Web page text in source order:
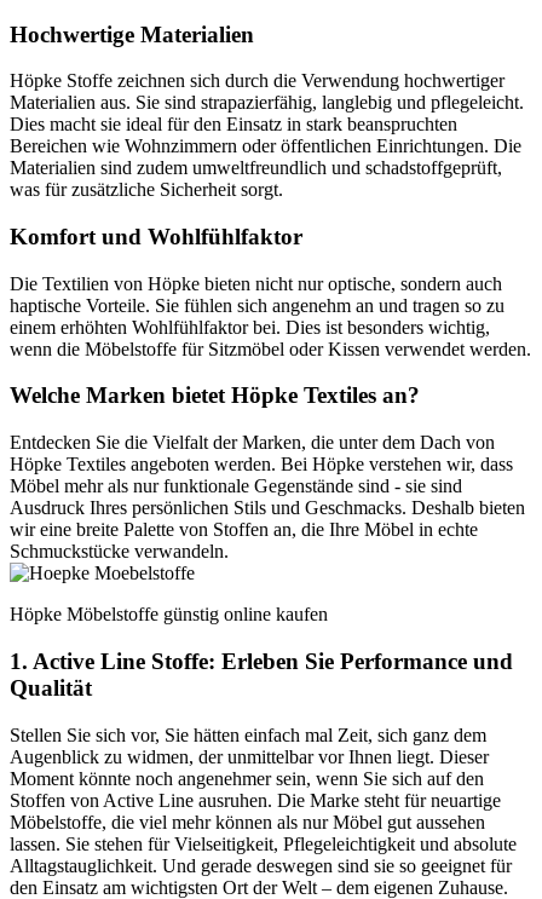
Hochwertige Materialien
Höpke Stoffe zeichnen sich durch die Verwendung hochwertiger
Materialien aus. Sie sind strapazierfähig, langlebig und pflegeleicht.
Dies macht sie ideal für den Einsatz in stark beanspruchten
Bereichen wie Wohnzimmern oder öffentlichen Einrichtungen. Die
Materialien sind zudem umweltfreundlich und schadstoffgeprüft,
was für zusätzliche Sicherheit sorgt.
Komfort und Wohlfühlfaktor
Die Textilien von Höpke bieten nicht nur optische, sondern auch
haptische Vorteile. Sie fühlen sich angenehm an und tragen so zu
einem erhöhten Wohlfühlfaktor bei. Dies ist besonders wichtig,
wenn die Möbelstoffe für Sitzmöbel oder Kissen verwendet werden.
Welche Marken bietet Höpke Textiles an?
Entdecken Sie die Vielfalt der Marken, die unter dem Dach von
Höpke Textiles angeboten werden. Bei Höpke verstehen wir, dass
Möbel mehr als nur funktionale Gegenstände sind - sie sind
Ausdruck Ihres persönlichen Stils und Geschmacks. Deshalb bieten
wir eine breite Palette von Stoffen an, die Ihre Möbel in echte
Schmuckstücke verwandeln.
Höpke Möbelstoffe günstig online kaufen
1. Active Line Stoffe: Erleben Sie Performance und
Qualität
Stellen Sie sich vor, Sie hätten einfach mal Zeit, sich ganz dem
Augenblick zu widmen, der unmittelbar vor Ihnen liegt. Dieser
Moment könnte noch angenehmer sein, wenn Sie sich auf den
Stoffen von Active Line ausruhen. Die Marke steht für neuartige
Möbelstoffe, die viel mehr können als nur Möbel gut aussehen
lassen. Sie stehen für Vielseitigkeit, Pflegeleichtigkeit und absolute
Alltagstauglichkeit. Und gerade deswegen sind sie so geeignet für
den Einsatz am wichtigsten Ort der Welt – dem eigenen Zuhause.